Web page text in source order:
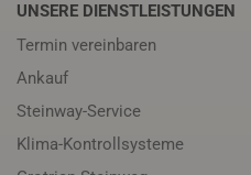
UNSERE DIENSTLEISTUNGEN
Termin vereinbaren
Ankauf
Steinway-Service
Klima-Kontrollsysteme